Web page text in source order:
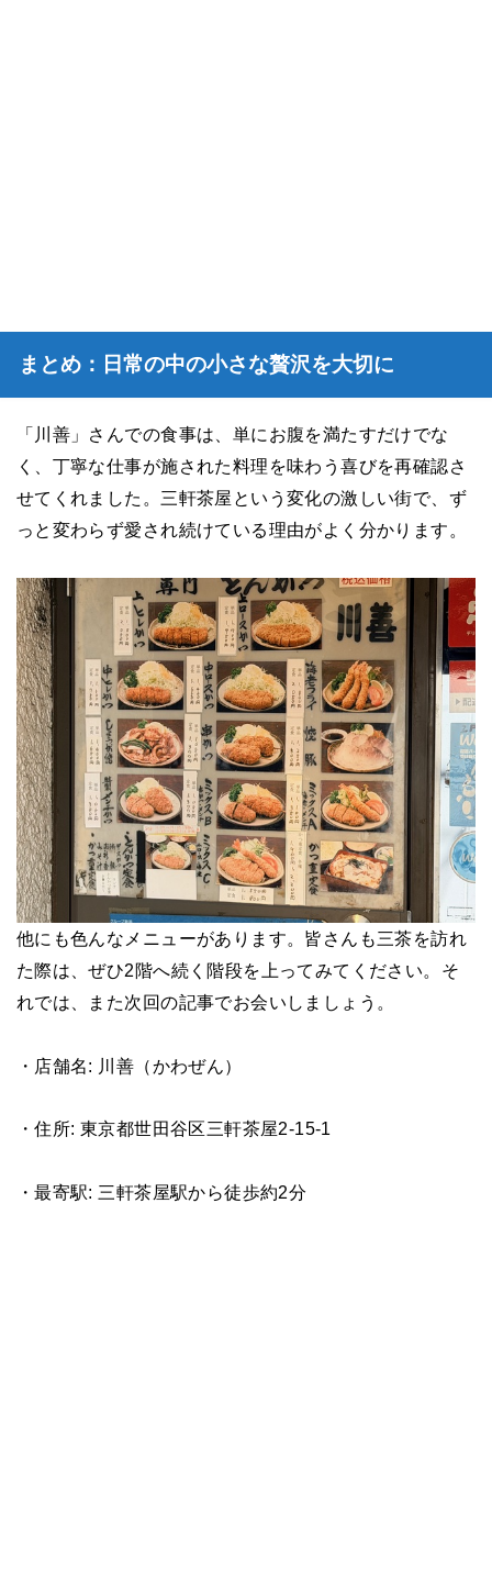
まとめ：日常の中の小さな贅沢を大切に
「川善」さんでの食事は、単にお腹を満たすだけでな
く、丁寧な仕事が施された料理を味わう喜びを再確認さ
せてくれました。三軒茶屋という変化の激しい街で、ず
っと変わらず愛され続けている理由がよく分かります。
他にも色んなメニューがあります。皆さんも三茶を訪れ
た際は、ぜひ2階へ続く階段を上ってみてください。そ
れでは、また次回の記事でお会いしましょう。
・店舗名: 川善（かわぜん）
・住所: 東京都世田谷区三軒茶屋2-15-1
・最寄駅: 三軒茶屋駅から徒歩約2分